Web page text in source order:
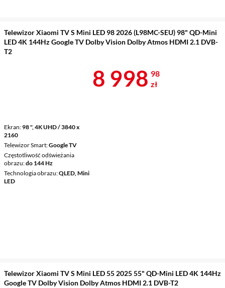
Telewizor Xiaomi TV S Mini LED 98 2026 (L98MC-SEU) 98" QD-Mini
LED 4K 144Hz Google TV Dolby Vision Dolby Atmos HDMI 2.1 DVB-
T2
Ekran 98 ", 4K UHD / 3840 x
2160
Telewizor Smart Google TV
Częstotliwość odświeżania
obrazu do 144 Hz
Technologia obrazu QLED, Mini
LED
Cena 8
8 998 98
zł
Telewizor Xiaomi TV S Mini LED 55 2025 55" QD-Mini LED 4K 144Hz
Google TV Dolby Vision Dolby Atmos HDMI 2.1 DVB-T2